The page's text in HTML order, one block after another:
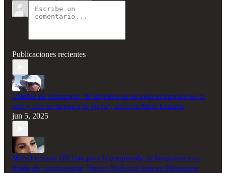
Publicaciones recientes
Cambio de estrategia: "El objetivo es recoger el sargazo en el
mar y que no llegue a la playa", anuncia Mara Lezama
jun 5, 2025
Mara Lezama: QR listo para la temporada de huracanes con
fondo de contingencia; Puente Nichupté listo en Diciembre